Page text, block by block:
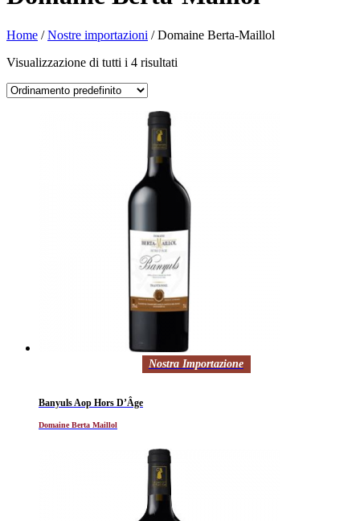
Home /Nostre importazioni / Domaine Berta-Maillol
Visualizzazione di tutti i 4 risultati
Nostra Importazione
Banyuls Aop Hors D’Âge
Domaine Berta Maillol